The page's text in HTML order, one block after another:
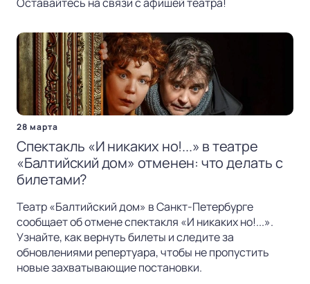
28 марта
Спектакль «И никаких но!...» в театре
«Балтийский дом» отменен: что делать с
билетами?
Театр «Балтийский дом» в Санкт-Петербурге
сообщает об отмене спектакля «И никаких но!...».
Узнайте, как вернуть билеты и следите за
обновлениями репертуара, чтобы не пропустить
новые захватывающие постановки.